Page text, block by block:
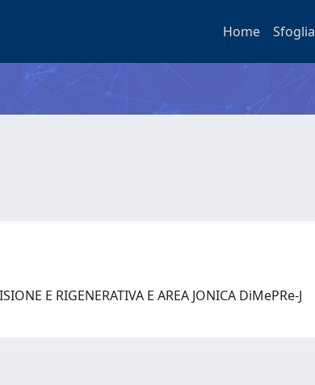
Home Sfoglia
E RIGENERATIVA E AREA JONICA DiMePRe-J